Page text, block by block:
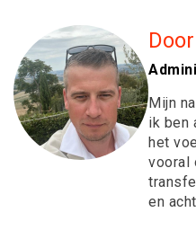
Mijn
ik ben
het
vooral
en